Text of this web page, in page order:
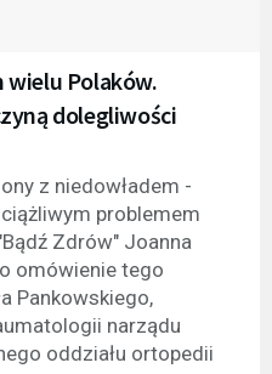
Polaków.
dolegliwości
z niedowładem -
problemem
Zdrów" Joanna
omówienie tego
Pankowskiego,
narządu
oddziału ortopedii